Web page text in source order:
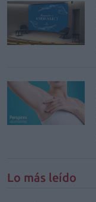
Lo más leído